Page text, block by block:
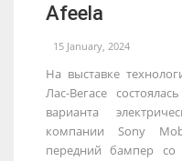
Afeela
15 January, 2024
На выставке
Лас-Вегасе
варианта
компании Sony
передний бампер со